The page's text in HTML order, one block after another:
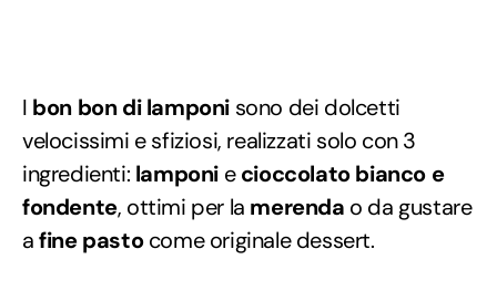
I bon bon di lamponi sono dei dolcetti
velocissimi e sfiziosi, realizzati solo con 3
ingredienti: lamponi ecioccolato bianco e
fondente, ottimi per la merenda o da gustare
afine pastocome originale dessert.